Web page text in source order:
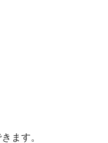
ます。